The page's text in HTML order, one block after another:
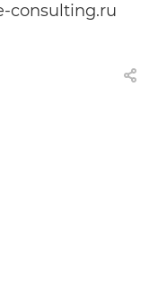
consulting.ru